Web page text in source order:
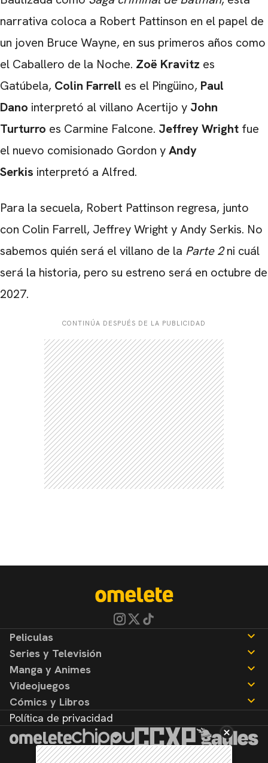
narrativa coloca a Robert Pattinson en el papel de
un joven Bruce Wayne, en sus primeros años como
el Caballero de la Noche. Zoë Kravitz es
Gatúbela, Colin Farrell es el Pingüino, Paul
Dano interpretó al villano Acertijo y John
Turturro es Carmine Falcone. Jeffrey Wright fue
el nuevo comisionado Gordon yAndy
Serkis interpretó a Alfred.
Para la secuela, Robert Pattinson regresa, junto
con Colin Farrell, Jeffrey Wright y Andy Serkis. No
sabemos quién será el villano de la Parte 2ni cuál
será la historia, pero su estreno será en octubre de
2027.
CONTINÚA DESPUÉS DE LA PUBLICIDAD
Peliculas
Noticias
Reseñas
Series y Televisión
Noticias
Reseñas
Manga y Animes
Noticias
Reseñas
Videojuegos
Noticias
Reseñas
Cómics y Libros
Noticias
Reseñas
Política de privacidad